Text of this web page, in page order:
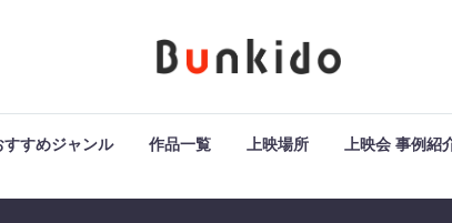
すすめジャンル 作品一覧 上映場所 上映会 事例紹